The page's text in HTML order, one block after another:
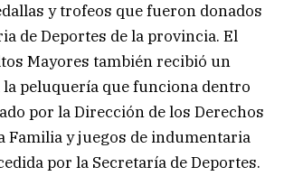
y trofeos que fueron donados
de Deportes de la provincia. El
Mayores también recibió un
la peluquería que funciona dentro
por la Dirección de los Derechos
Familia y juegos de indumentaria
por la Secretaría de Deportes.